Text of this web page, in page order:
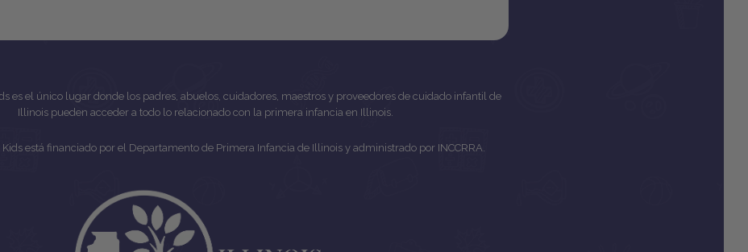
es el único lugar donde los padres, abuelos, cuidadores, maestros y proveedores de cuidado infantil de
Illinois pueden acceder a todo lo relacionado con la primera infancia en Illinois.
Kids está financiado por el Departamento de Primera Infancia de Illinois y administrado por INCCRRA.